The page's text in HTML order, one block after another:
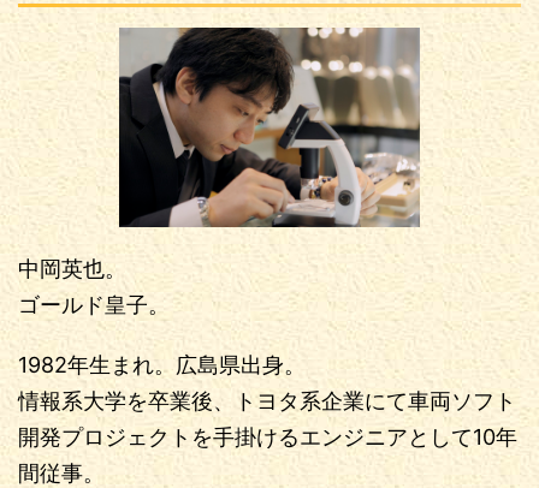
中岡英也。
ゴールド皇子。
1982年生まれ。広島県出身。
情報系大学を卒業後、トヨタ系企業にて車両ソフト
開発プロジェクトを手掛けるエンジニアとして10年
間従事。